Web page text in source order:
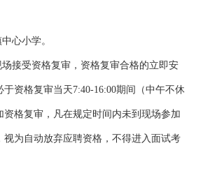
心小学。
接受资格复审，资格复审合格的立即安
资格复审当天7:40-16:00期间（中午不休
资格复审，凡在规定时间内未到现场参加
视为自动放弃应聘资格，不得进入面试考